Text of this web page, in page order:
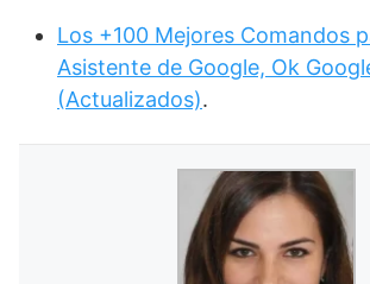
Los +100 Mejores Comandos
Asistente de Google, Ok
(Actualizados).